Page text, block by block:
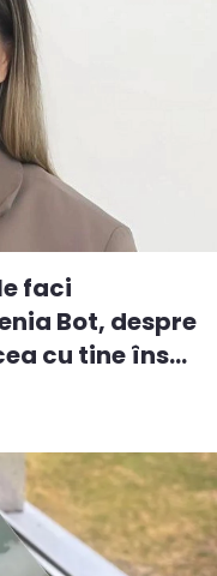
faci
Bot, despre
cu tine îns...